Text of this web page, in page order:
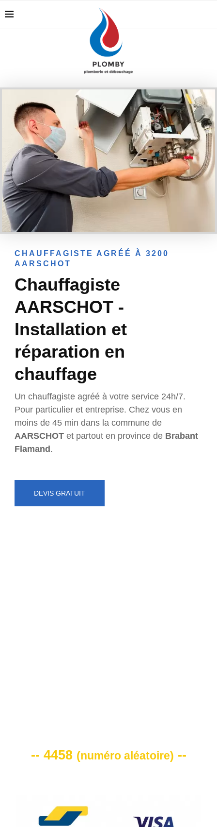
CHAUFFAGISTE AGRÉÉ À 3200
AARSCHOT
Chauffagiste
AARSCHOT -
Installation et
réparation en
chauffage
Un chauffagiste agréé à votre service 24h/7.
Pour particulier et entreprise. Chez vous en
moins de 45 min dans la commune de
AARSCHOT et partout en province de Brabant
Flamand .
DEVIS GRATUIT
-- 4458 (numéro aléatoire) --